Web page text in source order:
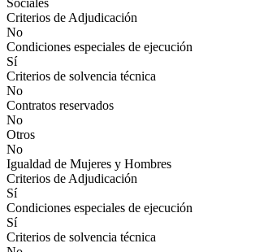
Sociales
Criterios de Adjudicación
No
Condiciones especiales de ejecución
Sí
Criterios de solvencia técnica
No
Contratos reservados
No
Otros
No
Igualdad de Mujeres y Hombres
Criterios de Adjudicación
Sí
Condiciones especiales de ejecución
Sí
Criterios de solvencia técnica